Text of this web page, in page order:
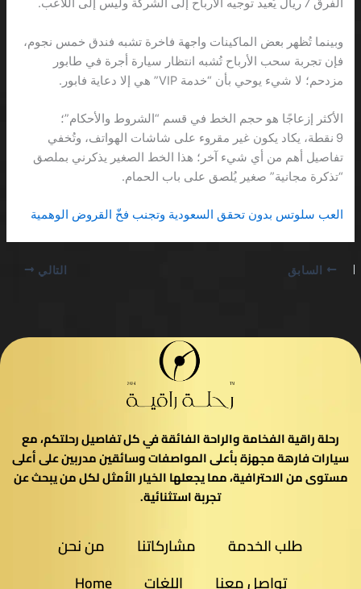
الفرق 7 ريال يُعيد توجيه الأرباح إلى الشركة وليس إلى اللاعب.
وبينما تُظهر بعض الماكينات واجهة فاخرة تشبه فندق خمس نجوم،
فإن تجربة سحب الأرباح تُشبه انتظار سيارة أجرة في طابور
مزدحم؛ لا شيء يوحي بأن “خدمة VIP” هي إلا دعاية فابور.
الأكثر إزعاجًا هو حجم الخط في قسم “الشروط والأحكام”؛
9 نقطة، يكاد يكون غير مقروء على شاشات الهواتف، وتُخفي
تفاصيل أهم من أي شيء آخر؛ هذا الخط الصغير يذكرني بملصق
“تذكرة مجانية” صغير يُلصق على باب الحمام.
العب سلوتس بدون تحقق السعودية وتجنب فخّ القروض الوهمية
السابق التالي
رحلة راقية الفخامة والراحة الفائقة في كل تفاصيل رحلتكم، مع
سيارات فارهة مجهزة بأعلى المواصفات وسائقين مدربين على أعلى
مستوى من الاحترافية، مما يجعلها الخيار الأمثل لكل من يبحث عن
تجربة استثنائية.
طلب الخدمة مشاركاتنا
من نحن
تواصل معنا
اللغات Home